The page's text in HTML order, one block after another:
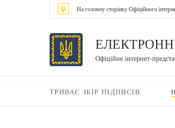
На головну сторінку Офіційного
Офіційне інтернет-
ТРИВАЄ ЗБІР ПІДПИСІВ